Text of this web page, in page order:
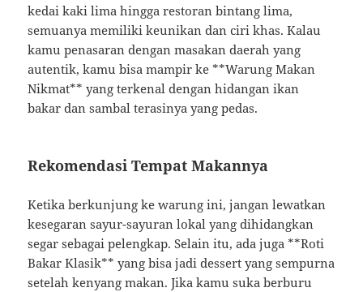
kedai kaki lima hingga restoran bintang lima,
semuanya memiliki keunikan dan ciri khas. Kalau
kamu penasaran dengan masakan daerah yang
autentik, kamu bisa mampir ke **Warung Makan
Nikmat** yang terkenal dengan hidangan ikan
bakar dan sambal terasinya yang pedas.
Rekomendasi Tempat Makannya
Ketika berkunjung ke warung ini, jangan lewatkan
kesegaran sayur-sayuran lokal yang dihidangkan
segar sebagai pelengkap. Selain itu, ada juga **Roti
Bakar Klasik** yang bisa jadi dessert yang sempurna
setelah kenyang makan. Jika kamu suka berburu